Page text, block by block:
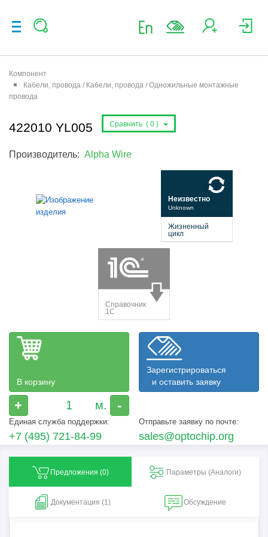
Компонент
Кабели, провода / Кабели, провода / Одножильные монтажные
провода
422010 YL005 Сравнить ( 0 )
Производитель: Alpha Wire
В корзину
+ -
Зарегистрироваться
и оставить заявку
Единая служба поддержки:
+7 (495) 721-84-99
Отправьте заявку по почте:
sales@optochip.org
Предложения (0) Параметры (Aналоги)
Документация (1) Обсуждение